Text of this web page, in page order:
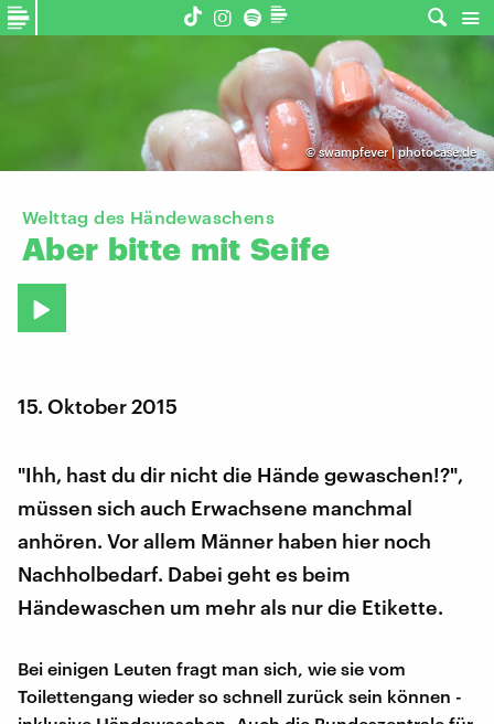
©swampfever | photocase.de
Welttag des Händewaschens
Aber bitte mit Seife
15. Oktober 2015
"Ihh, hast du dir nicht die Hände gewaschen!?",
müssen sich auch Erwachsene manchmal
anhören. Vor allem Männer haben hier noch
Nachholbedarf. Dabei geht es beim
Händewaschen um mehr als nur die Etikette.
Bei einigen Leuten fragt man sich, wie sie vom
Toilettengang wieder so schnell zurück sein können -